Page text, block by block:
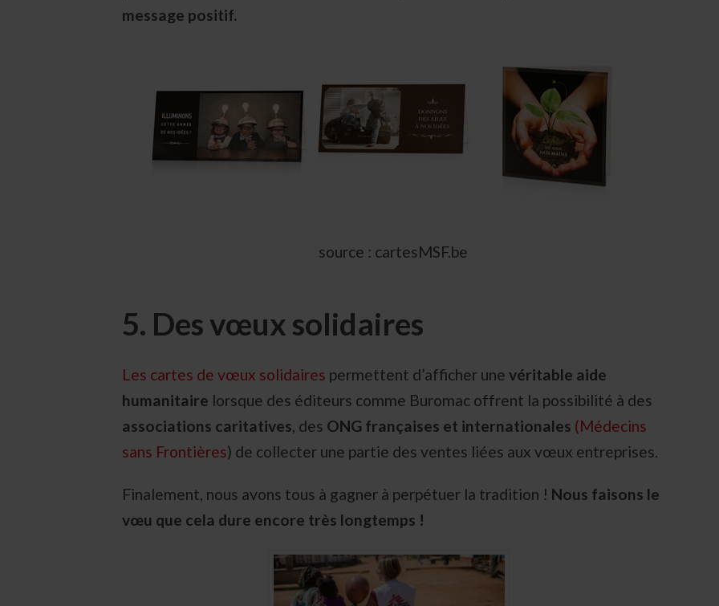
message positif.
source : cartesMSF.be
5. Des vœux solidaires
Les cartes de vœux solidaires permettent d’afficher une véritable aide
humanitaire lorsque des éditeurs comme Buromac offrent la possibilité à des
associations caritatives, des ONG françaises et internationales (Médecins
sans Frontières) de collecter une partie des ventes liées aux vœux entreprises.
Finalement, nous avons tous à gagner à perpétuer la tradition ! Nous faisons le
vœu que cela dure encore très longtemps !